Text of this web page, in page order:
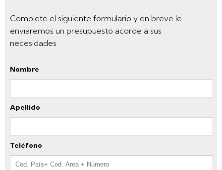
Complete el siguiente formulario y en breve le
enviaremos un presupuesto acorde a sus
necesidades
Nombre
Apellido
Teléfono